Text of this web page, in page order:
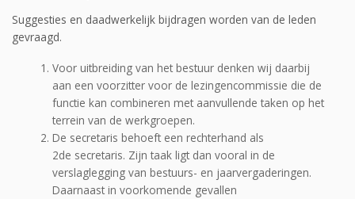
Suggesties en daadwerkelijk bijdragen worden van de leden
gevraagd.
Voor uitbreiding van het bestuur denken wij daarbij
aan een voorzitter voor de lezingencommissie die de
functie kan combineren met aanvullende taken op het
terrein van de werkgroepen.
De secretaris behoeft een rechterhand als
2de secretaris. Zijn taak ligt dan vooral in de
verslaglegging van bestuurs- en jaarvergaderingen.
Daarnaast in voorkomende gevallen